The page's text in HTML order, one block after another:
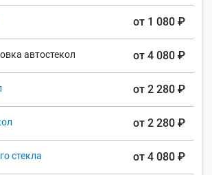
от 1 080 ₽
автостекол от 4 080 ₽
от 2 280 ₽
от 2 280 ₽
стекла от 4 080 ₽